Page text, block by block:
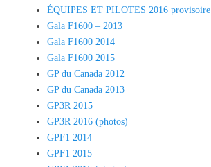
ÉQUIPES ET PILOTES 2016 provisoire
Gala F1600 – 2013
Gala F1600 2014
Gala F1600 2015
GP du Canada 2012
GP du Canada 2013
GP3R 2015
GP3R 2016 (photos)
GPF1 2014
GPF1 2015